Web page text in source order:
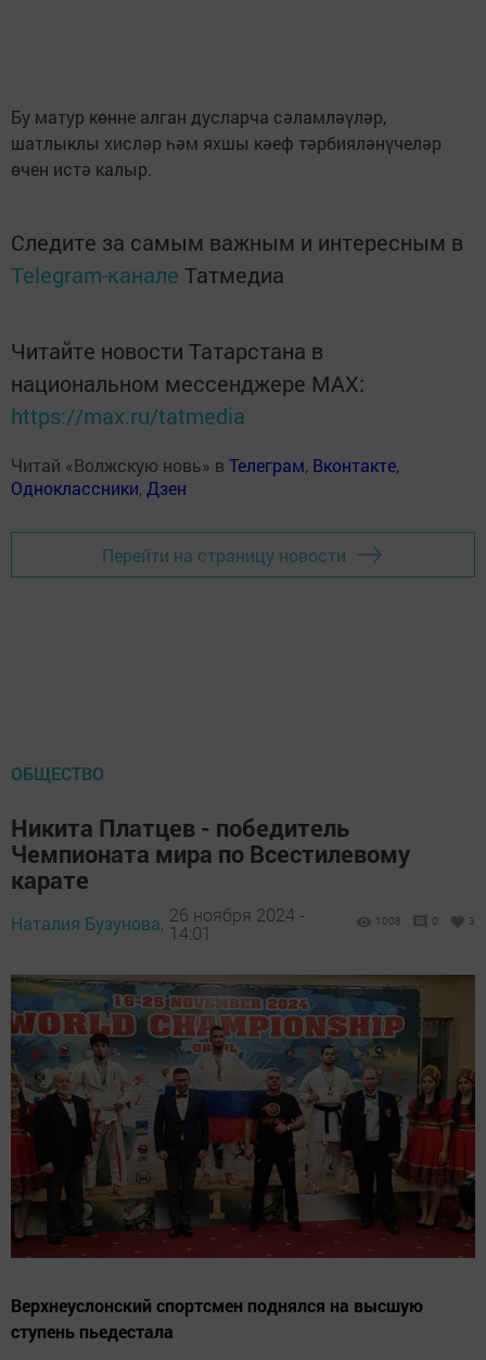
Бу матур көнне алган дусларча сәламләүләр,
шатлыклы хисләр һәм яхшы кәеф тәрбияләнүчеләр
өчен истә калыр.
Следите за самым важным и интересным в
Telegram-канале Татмедиа
Читайте новости Татарстана в
национальном мессенджере MАХ:
https://max.ru/tatmedia
Читай «Волжскую новь» в Телеграм, Вконтакте,
Одноклассники,Дзен
Перейти на страницу новости
ОБЩЕСТВО
Никита Платцев - победитель
Чемпионата мира по Всестилевому
карате
Наталия Бузунова, 26 ноября 2024 -
14:01
1008 0 3
Верхнеуслонский спортсмен поднялся на высшую
ступень пьедестала